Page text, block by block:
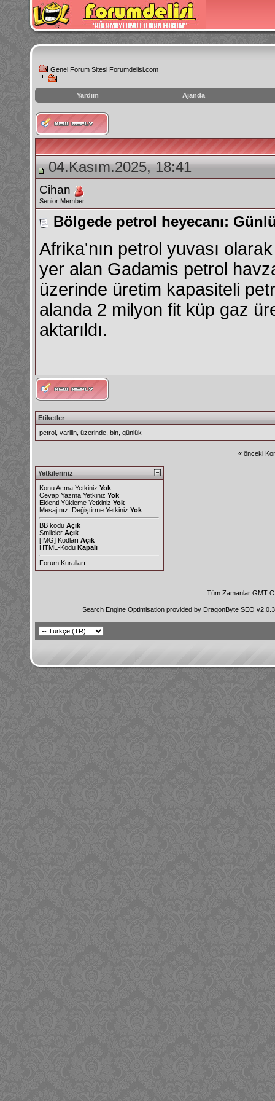
Genel Forum Sitesi Forumdelisi.com
Yardım Ajanda
instagram
izlenme
hilesi
04.Kasım.2025, 18:41
Cihan
Senior Member
Bölgede petrol heyecanı:
Afrika'nın petrol yuvası
yer alan Gadamis petrol
üzerinde üretim kapasiteli
alanda 2 milyon fit küp gaz
aktarıldı.
Etiketler
petrol varilin üzerinde bin günlük
« önceki
Yetkileriniz
Konu Acma Yetkiniz Yok
Cevap Yazma Yetkiniz Yok
Eklenti Yükleme Yetkiniz Yok
Mesajınızı Değiştirme Yetkiniz Yok
BB kodu Açık
Smileler Açık
[IMG] Kodları Açık
HTML-Kodu Kapalı
Forum Kuralları
Tüm Zamanlar GMT
Search Engine Optimisation provided by DragonByte SEO